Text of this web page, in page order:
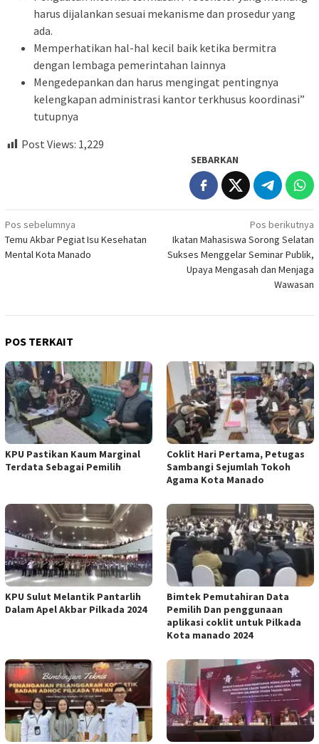
harus dijalankan sesuai mekanisme dan prosedur yang
ada.
Memperhatikan hal-hal kecil baik ketika bermitra
dengan lembaga pemerintahan lainnya
Mengedepankan dan harus mengingat pentingnya
kelengkapan administrasi kantor terkhusus koordinasi”
tutupnya
Post Views: 1,229
SEBARKAN
Navigasi
pos
Pos sebelumnya
Temu Akbar Pegiat Isu Kesehatan
Mental Kota Manado
Pos berikutnya
Ikatan Mahasiswa Sorong Selatan
Sukses Menggelar Seminar Publik,
Upaya Mengasah dan Menjaga
Wawasan
POS TERKAIT
KPU Pastikan Kaum Marginal
Terdata Sebagai Pemilih
Coklit Hari Pertama, Petugas
Sambangi Sejumlah Tokoh
Agama Kota Manado
KPU Sulut Melantik Pantarlih
Dalam Apel Akbar Pilkada 2024
Bimtek Pemutahiran Data
Pemilih Dan penggunaan
aplikasi coklit untuk Pilkada
Kota manado 2024